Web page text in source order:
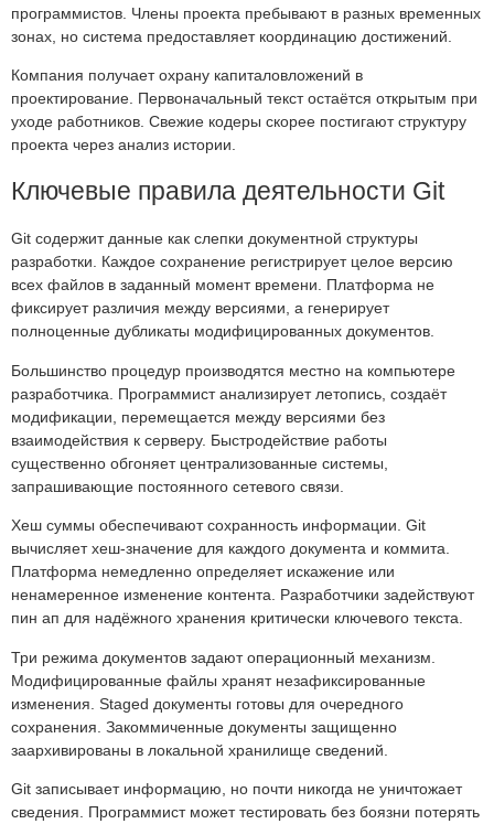
программистов. Члены проекта пребывают в разных временных
зонах, но система предоставляет координацию достижений.
Компания получает охрану капиталовложений в
проектирование. Первоначальный текст остаётся открытым при
уходе работников. Свежие кодеры скорее постигают структуру
проекта через анализ истории.
Ключевые правила деятельности Git
Git содержит данные как слепки документной структуры
разработки. Каждое сохранение регистрирует целое версию
всех файлов в заданный момент времени. Платформа не
фиксирует различия между версиями, а генерирует
полноценные дубликаты модифицированных документов.
Большинство процедур производятся местно на компьютере
разработчика. Программист анализирует летопись, создаёт
модификации, перемещается между версиями без
взаимодействия к серверу. Быстродействие работы
существенно обгоняет централизованные системы,
запрашивающие постоянного сетевого связи.
Хеш суммы обеспечивают сохранность информации. Git
вычисляет хеш-значение для каждого документа и коммита.
Платформа немедленно определяет искажение или
ненамеренное изменение контента. Разработчики задействуют
пин ап для надёжного хранения критически ключевого текста.
Три режима документов задают операционный механизм.
Модифицированные файлы хранят незафиксированные
изменения. Staged документы готовы для очередного
сохранения. Закоммиченные документы защищенно
заархивированы в локальной хранилище сведений.
Git записывает информацию, но почти никогда не уничтожает
сведения. Программист может тестировать без боязни потерять